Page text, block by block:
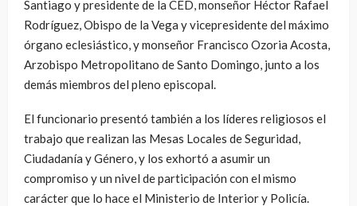
Santiago y presidente de la CED, monseñor Héctor Rafael
Rodríguez, Obispo de la Vega y vicepresidente del máximo
órgano eclesiástico, y monseñor Francisco Ozoria Acosta,
Arzobispo Metropolitano de Santo Domingo, junto a los
demás miembros del pleno episcopal.
El funcionario presentó también a los líderes religiosos el
trabajo que realizan las Mesas Locales de Seguridad,
Ciudadanía y Género, y los exhortó a asumir un
compromiso y un nivel de participación con el mismo
carácter que lo hace el Ministerio de Interior y Policía.